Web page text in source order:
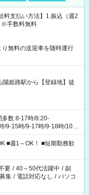
料支払い方法】1.振込（週2
※手数料無料
無料の送迎車を随時運行
陽姫路駅から【登録地】徒
/9-15時/9-17時/9-18時/10-
お選びいただけます〇
■週1～OK！ ■短期勤務歓
要 / 40～50代活躍中 / 副
集 / 電話対応なし / パソコ